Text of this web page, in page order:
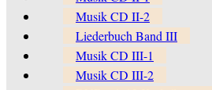
Musik CD II-2
Liederbuch Band III
Musik CD III-1
Musik CD III-2